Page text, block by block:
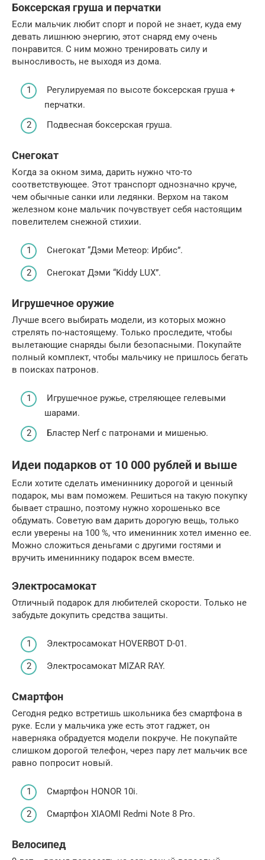
Боксерская груша и перчатки
Если мальчик любит спорт и порой не знает, куда ему
девать лишнюю энергию, этот снаряд ему очень
понравится. С ним можно тренировать силу и
выносливость, не выходя из дома.
Регулируемая по высоте боксерская груша +
перчатки.
Подвесная боксерская груша.
Снегокат
Когда за окном зима, дарить нужно что-то
соответствующее. Этот транспорт однозначно круче,
чем обычные санки или ледянки. Верхом на таком
железном коне мальчик почувствует себя настоящим
повелителем снежной стихии.
Снегокат “Дэми Метеор: Ирбис”.
Снегокат Дэми “Kiddy LUX”.
Игрушечное оружие
Лучше всего выбирать модели, из которых можно
стрелять по-настоящему. Только проследите, чтобы
вылетающие снаряды были безопасными. Покупайте
полный комплект, чтобы мальчику не пришлось бегать
в поисках патронов.
Игрушечное ружье, стреляющее гелевыми
шарами.
Бластер Nerf с патронами и мишенью.
Идеи подарков от 10 000 рублей и выше
Если хотите сделать имениннику дорогой и ценный
подарок, мы вам поможем. Решиться на такую покупку
бывает страшно, поэтому нужно хорошенько все
обдумать. Советую вам дарить дорогую вещь, только
если уверены на 100 %, что именинник хотел именно ее.
Можно сложиться деньгами с другими гостями и
вручить имениннику подарок всем вместе.
Электросамокат
Отличный подарок для любителей скорости. Только не
забудьте докупить средства защиты.
Электросамокат HOVERBOT D-01.
Электросамокат MIZAR RAY.
Смартфон
Сегодня редко встретишь школьника без смартфона в
руке. Если у мальчика уже есть этот гаджет, он
наверняка обрадуется модели покруче. Не покупайте
слишком дорогой телефон, через пару лет мальчик все
равно попросит новый.
Смартфон HONOR 10i.
Смартфон XIAOMI Redmi Note 8 Pro.
Велосипед